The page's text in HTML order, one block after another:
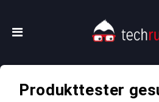
Produkttester